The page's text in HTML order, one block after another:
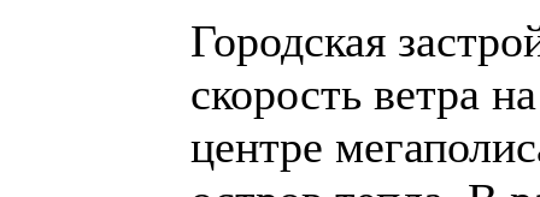
Городская
скорость ветра
центре